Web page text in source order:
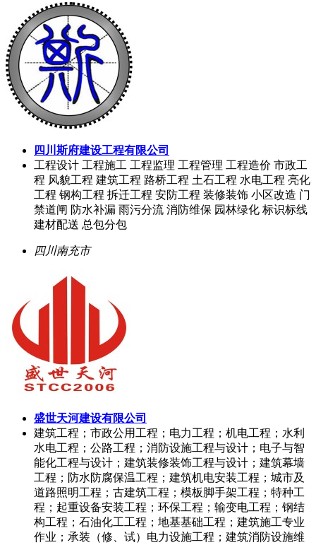
四川斯府建设工程有限公司
工程设计 工程施工 工程监理 工程管理 工程造价 市政工
程 风貌工程 建筑工程 路桥工程 土石工程 水电工程 亮化
工程 钢构工程 拆迁工程 安防工程 装修装饰 小区改造 门
禁道闸 防水补漏 雨污分流 消防维保 园林绿化 标识标线
建材配送 总包分包
四川南充市
盛世天河建设有限公司
建筑工程；市政公用工程；电力工程；机电工程；水利
水电工程；公路工程；消防设施工程与设计；电子与智
能化工程与设计；建筑装修装饰工程与设计；建筑幕墙
工程；防水防腐保温工程；建筑机电安装工程；城市及
道路照明工程；古建筑工程；模板脚手架工程；特种工
程；起重设备安装工程；环保工程；输变电工程；钢结
构工程；石油化工工程；地基基础工程；建筑施工专业
作业；承装（修、试）电力设施工程；建筑消防设施维